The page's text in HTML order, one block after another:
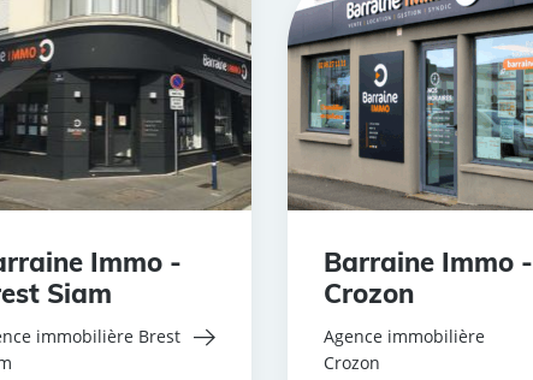
Immo -
Siam
immobilière Brest
Barraine Immo -
Crozon
Agence immobilière
Crozon